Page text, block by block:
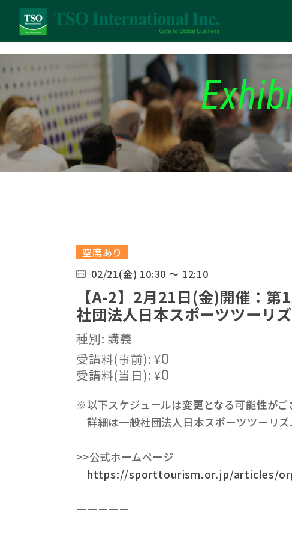
空席あり
02/21(金) 10:30 ～ 12:10
【A-2】2月21日(金)開催：
社団法人日本スポーツツーリ
種別: 講義
受講料(事前):¥0
受講料(当日):¥0
※以下スケジュールは変更となる可能性がご
詳細は一般社団法人日本スポーツツーリズ
>>公式ホームページ
https://sporttourism.or.jp/articles/
ーーーーー